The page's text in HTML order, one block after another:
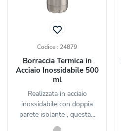
Codice : 24879
Borraccia Termica in
Acciaio Inossidabile 500
ml
Realizzata in acciaio
inossidabile con doppia
parete isolante , questa...